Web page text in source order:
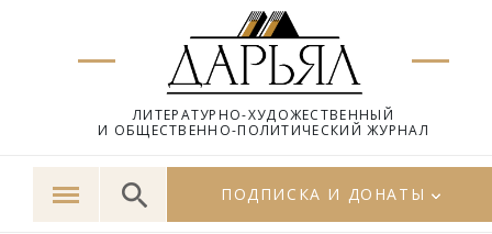
ЛИТЕРАТУРНО-ХУДОЖЕСТВЕННЫЙ
И ОБЩЕСТВЕННО-ПОЛИТИЧЕСКИЙ ЖУРНАЛ
ПОДПИСКА И ДОНАТЫ